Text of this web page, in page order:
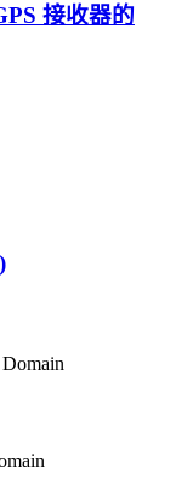
接收器的